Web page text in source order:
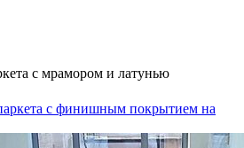
с мрамором и латунью